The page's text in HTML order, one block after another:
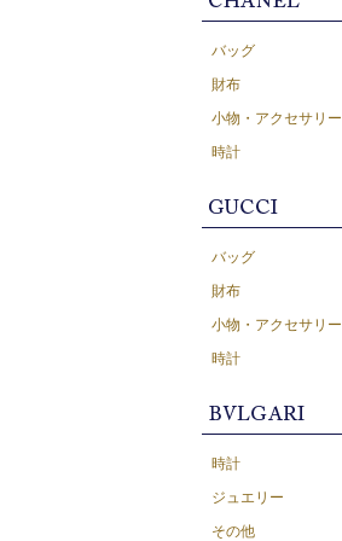
バッグ
財布
小物・アクセサリー
時計
バッグ
財布
小物・アクセサリー
時計
時計
ジュエリー
その他